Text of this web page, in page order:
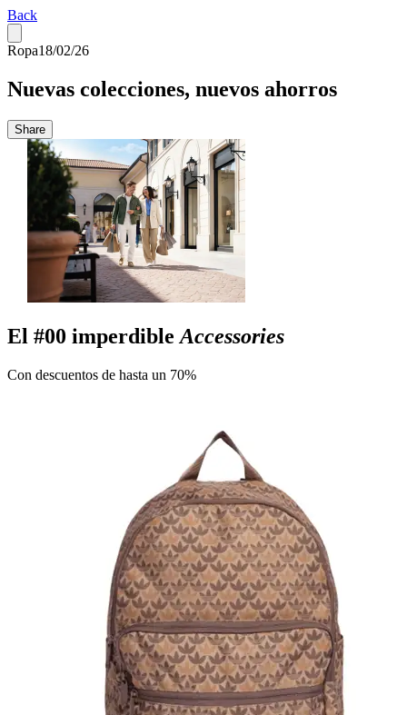
Back
Ropa18/02/26
Nuevas colecciones, nuevos ahorros
Share
El #00 imperdible Accessories
Con descuentos de hasta un 70%